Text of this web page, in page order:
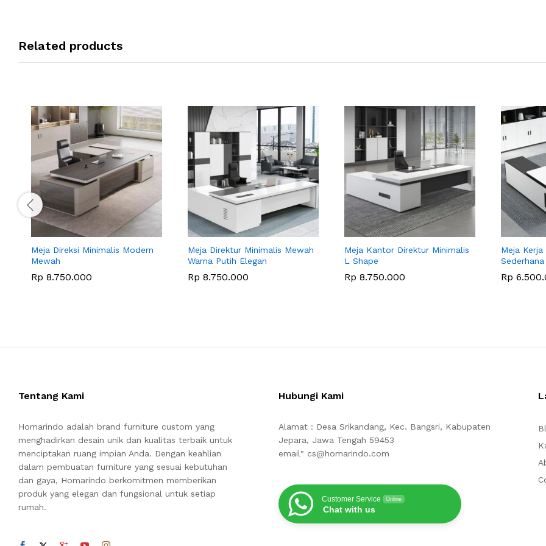
Related products
Meja Direksi Minimalis Modern
Mewah
Rp 8.750.000
Meja Direktur Minimalis Mewah
Warna Putih Elegan
Rp 8.750.000
Meja Kantor Direktur Minimalis
L Shape
Rp 8.750.000
Meja
Rp
Tentang Kami
Homarindo adalah brand furniture custom yang
menghadirkan desain unik dan kualitas terbaik untuk
menciptakan ruang impian Anda. Dengan keahlian
dalam pembuatan furniture yang sesuai kebutuhan
dan gaya, Homarindo berkomitmen memberikan
produk yang elegan dan fungsional untuk setiap
rumah.
Hubungi Kami
Alamat : Desa Srikandang, Kec. Bangsri, Kabupaten
Jepara, Jawa Tengah 59453
email" cs@homarindo.com
Customer Service Online
Chat with us